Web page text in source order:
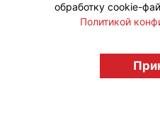
обработку cookie-
Политикой